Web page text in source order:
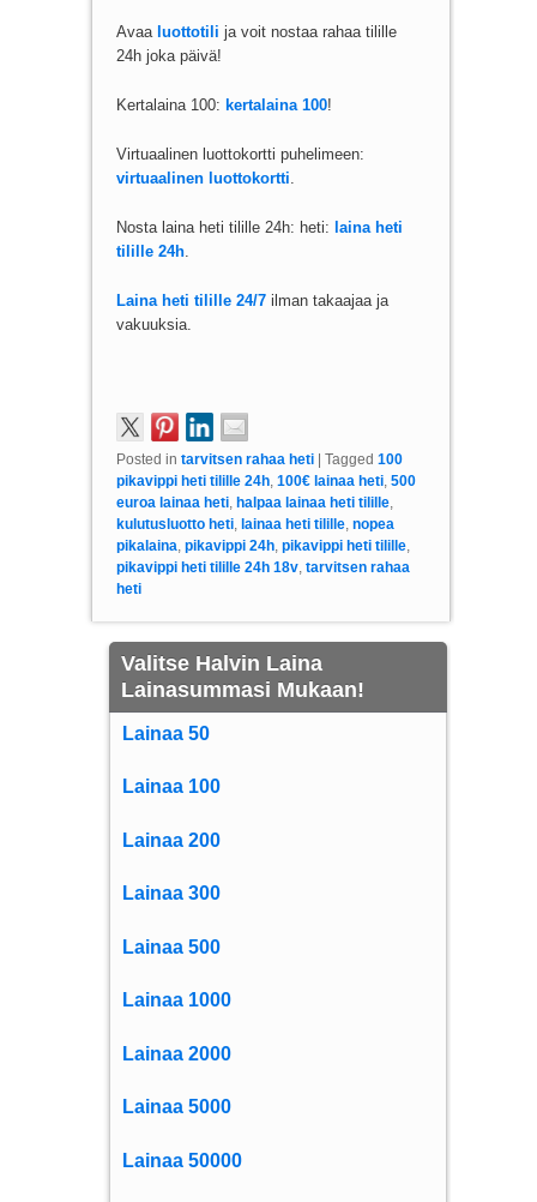
Avaa luottotili ja voit nostaa rahaa tilille
24h joka päivä!
Kertalaina 100: kertalaina 100!
Virtuaalinen luottokortti puhelimeen:
virtuaalinen luottokortti.
Nosta laina heti tilille 24h: heti: laina heti
tilille 24h.
Laina heti tilille 24/7ilman takaajaa ja
vakuuksia.
Posted in tarvitsen rahaa heti | Tagged 100
pikavippi heti tilille 24h, 100€ lainaa heti, 500
euroa lainaa heti, halpaa lainaa heti tilille,
kulutusluotto heti, lainaa heti tilille, nopea
pikalaina pikavippi 24h, pikavippi heti tilille,
pikavippi heti tilille 24h 18v, tarvitsen rahaa
heti
Valitse Halvin Laina
Lainasummasi Mukaan!
Lainaa 50
Lainaa 100
Lainaa 200
Lainaa 300
Lainaa 500
Lainaa 1000
Lainaa 2000
Lainaa 5000
Lainaa 50000